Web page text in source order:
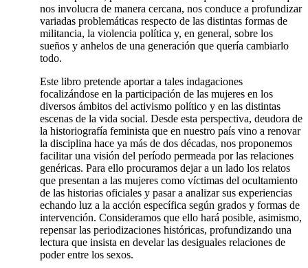
nos involucra de manera cercana, nos conduce a profundizar
variadas problemáticas respecto de las distintas formas de
militancia, la violencia política y, en general, sobre los
sueños y anhelos de una generación que quería cambiarlo
todo.
Este libro pretende aportar a tales indagaciones
focalizándose en la participación de las mujeres en los
diversos ámbitos del activismo político y en las distintas
escenas de la vida social. Desde esta perspectiva, deudora de
la historiografía feminista que en nuestro país vino a renovar
la disciplina hace ya más de dos décadas, nos proponemos
facilitar una visión del período permeada por las relaciones
genéricas. Para ello procuramos dejar a un lado los relatos
que presentan a las mujeres como víctimas del ocultamiento
de las historias oficiales y pasar a analizar sus experiencias
echando luz a la acción específica según grados y formas de
intervención. Consideramos que ello hará posible, asimismo,
repensar las periodizaciones históricas, profundizando una
lectura que insista en develar las desiguales relaciones de
poder entre los sexos.